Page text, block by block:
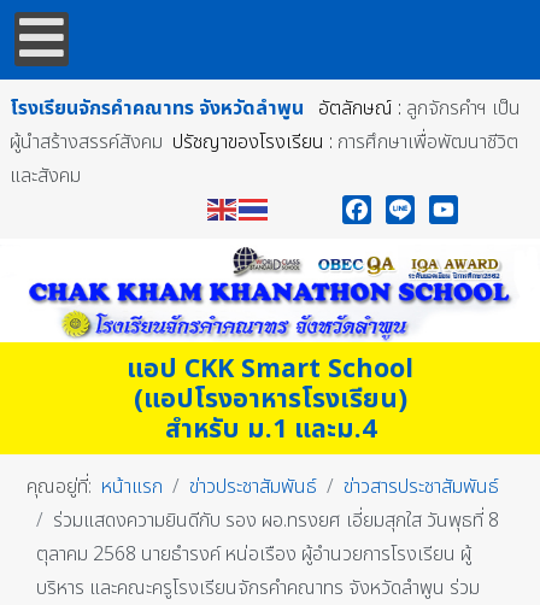
โรงเรียนจักรคำคณาทร จังหวัดลำพูน อัตลักษณ์ : ลูกจักรคำฯ เป็น
ผู้นำสร้างสรรค์สังคม ปรัชญาของโรงเรียน : การศึกษาเพื่อพัฒนาชีวิต
และสังคม
แอป CKK Smart School
(แอปโรงอาหารโรงเรียน)
สำหรับ ม.1 และม.4
คุณอยู่ที่: หน้าแรก ข่าวประชาสัมพันธ์
ข่าวสารประชาสัมพันธ์
ร่วมแสดงความยินดีกับ รอง ผอ.ทรงยศ เอี่ยมสุกใส วันพุธที่ 8
ตุลาคม 2568 นายธำรงค์ หน่อเรือง ผู้อำนวยการโรงเรียน ผู้
บริหาร และคณะครูโรงเรียนจักรคำคณาทร จังหวัดลำพูน ร่วม